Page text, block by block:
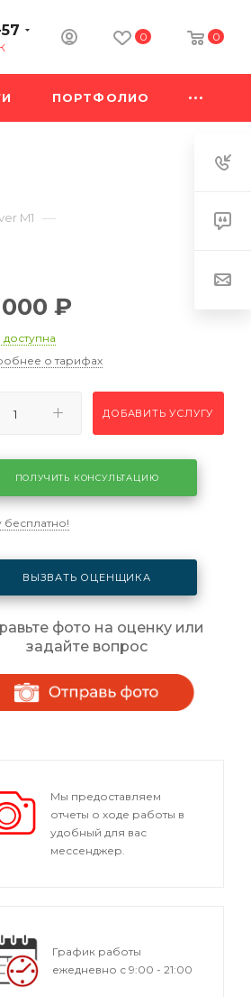
0 0
ПОРТФОЛИО
M1 —
₽
доступна
о тарифах
ДОБАВИТЬ УСЛУГУ
ПОЛУЧИТЬ КОНСУЛЬТАЦИЮ
бесплатно!
ВЫЗВАТЬ ОЦЕНЩИКА
фото на оценку или
задайте вопрос
Мы предоставляем
отчеты о ходе работы в
удобный для вас
мессенджер.
График работы
ежедневно с 9:00 - 21:00